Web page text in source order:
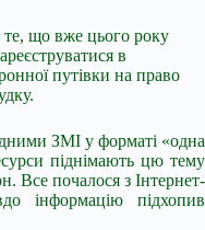
те, що вже цього року
в
путівки на право
ЗМІ у форматі «одна
піднімають цю тему
Все почалося з Інтернет-
інформацію підхопив